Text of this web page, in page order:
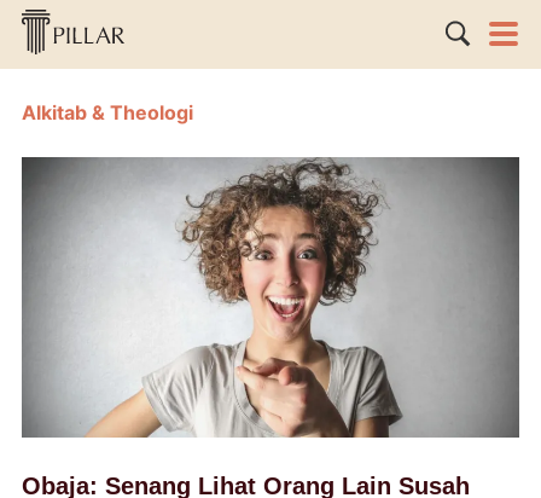
Alkitab & Theologi
Obaja: Senang Lihat Orang Lain Susah